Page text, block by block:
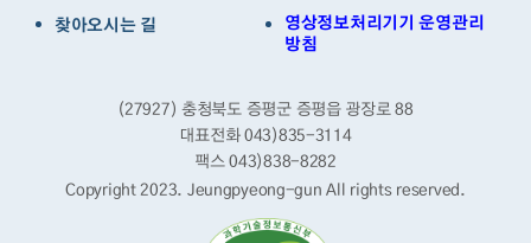
찾아오시는 길
영상정보처리기기 운영관리
방침
(27927) 충청북도 증평군 증평읍 광장로 88
대표전화 043)835-3114
팩스 043)838-8282
Copyright 2023. Jeungpyeong-gunAll rights reserved.